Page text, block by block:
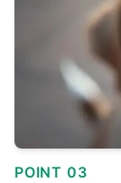
POINT 03